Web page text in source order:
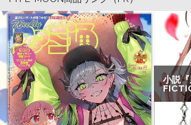
【悲報】Z世代「求刑7年のジャンポ
者殺した方が量刑軽かっただろ」←1
【悲報】Z世代の身長低下の理由、
26/08/02のニュース
【悲報】ショートスリーパー堀さん
チギレるｗｗｗｗ